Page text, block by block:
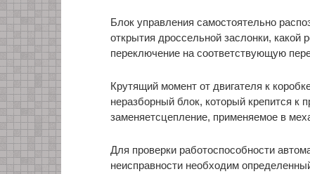
Блок управления самостоятельно
открытия дроссельной заслонки,
переключение на соответствующую
Крутящий момент от двигателя к
неразборный блок, который крепится к
заменяетсцепление, применяемое в
Для проверки работоспособности
неисправности необходим